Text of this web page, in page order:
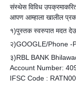
संस्थेस विविध
आपण आम्हाला खालील
१)पुस्तक स्वरुपात मदत
२)GOOGLE/Phone -
३)RBL BANK
Account Number:
IFSC Code :